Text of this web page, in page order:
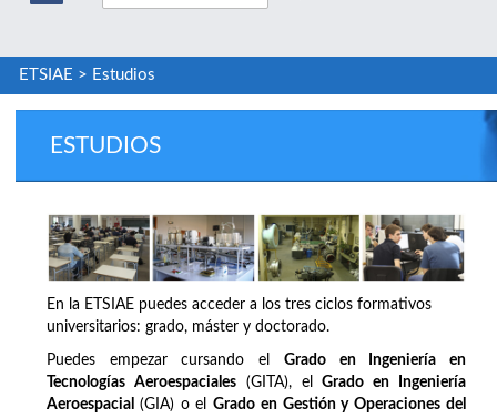
ETSIAE > Estudios
ESTUDIOS
En la ETSIAE puedes acceder a los tres ciclos formativos
universitarios: grado, máster y doctorado.
Puedes empezar cursando el Grado en Ingeniería en
Tecnologías Aeroespaciales(GITA), elGrado en Ingeniería
Aeroespacial (GIA) o elGrado en Gestión y Operaciones del